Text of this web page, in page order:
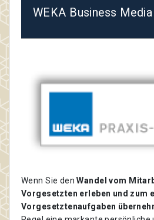
WEKA Business Media
Wenn Sie denWandel vom
Vorgesetzten erleben und zum
Vorgesetztenaufgaben